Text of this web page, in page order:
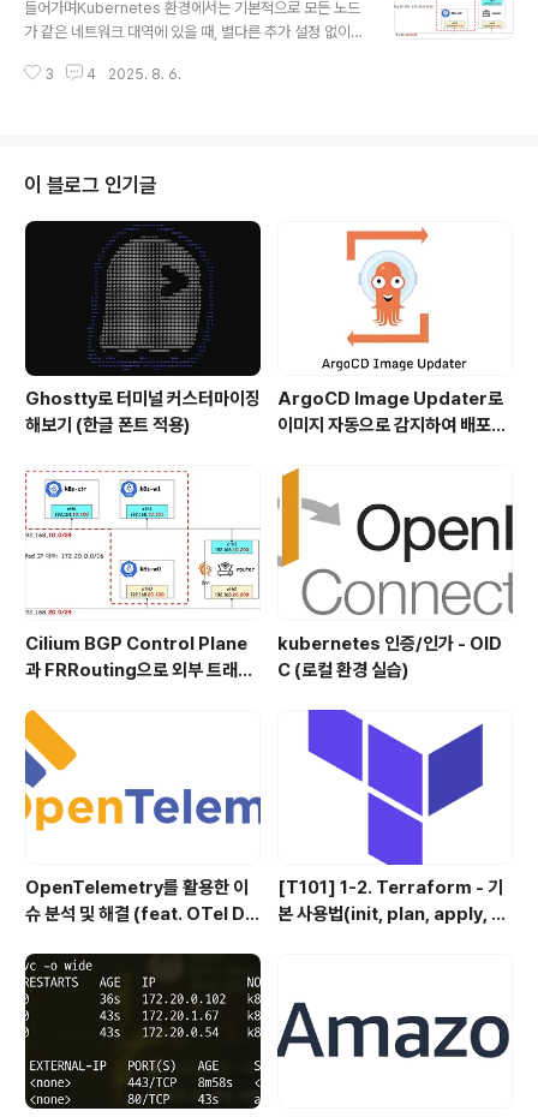
기능을 제공합니다. 그러나 Cilium 자체는 BGP 피어로서
할까지는 수행하지 않습니다. Cilium BGP Control Plan
들어가며Kubernetes 환경에서는 기본적으로 모든 노드
가 같은 네트워크 대역에 있을 때, 별다른 추가 설정 없이도
Pod에 고유한 IP인 PodIP를 부여하고, 해당 IP들 간의 라
들을 같은 subnet에 배치하기 어렵습니다.AWS EKS는
VPC CNI를 사용해 예외적인 구조를 가지므로 여기서는
논외로 합니다. 이러한 경우 기본적인 CNI로는 Pod간 통
신이 불가능합니다. 이번에 해본 실습은 Control Plane
노드(k8s-ctr)와 Worker..
3 4 2025. 8. 6.
이 블로그 인기글
Ghostty로 터미널 커스터마이징
해보기 (한글 폰트 적용)
ArgoCD Image Updater로
이미지 자동으로 감지하여 배포하
Cilium BGP Control Plane
과 FRRouting으로 외부 트래픽
kubernetes 인증/인가 - OID
C (로컬 환경 실습)
OpenTelemetry를 활용한 이
슈 분석 및 해결 (feat. OTel De
[T101] 1-2. Terraform - 기
본 사용법(init, plan, apply, d